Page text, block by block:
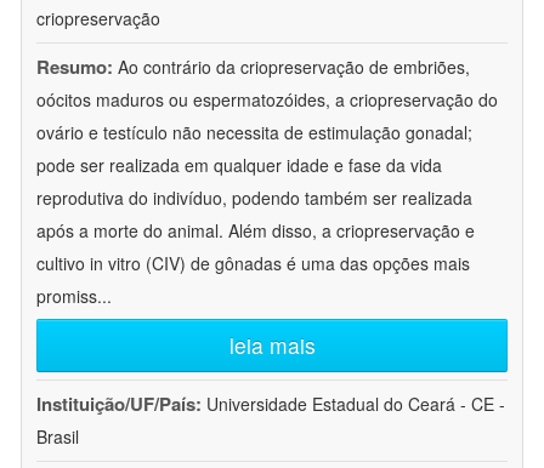
criopreservação
Resumo: Ao contrário da criopreservação de embriões,
oócitos maduros ou espermatozóides, a criopreservação do
ovário e testículo não necessita de estimulação gonadal;
pode ser realizada em qualquer idade e fase da vida
reprodutiva do indivíduo, podendo também ser realizada
após a morte do animal. Além disso, a criopreservação e
cultivo in vitro (CIV) de gônadas é uma das opções mais
promiss...
leia mais
Instituição/UF/País: Universidade Estadual do Ceará - CE -
Brasil